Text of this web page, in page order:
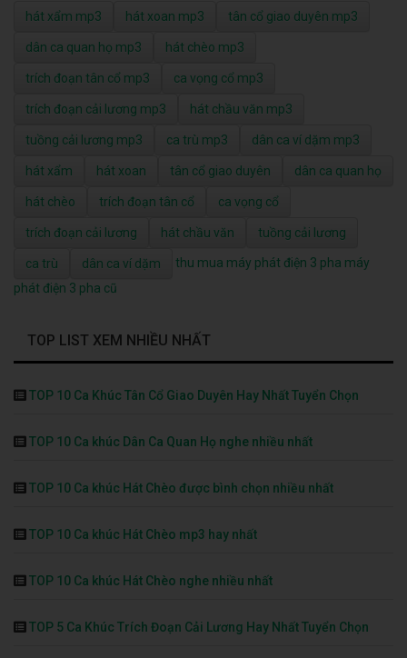
hát xẩm mp3 hát xoan mp3 tân cổ giao duyên mp3
dân ca quan họ mp3 hát chèo mp3
trích đoạn tân cổ mp3 ca vọng cổ mp3
trích đoạn cải lương mp3 hát chầu văn mp3
tuồng cải lương mp3 ca trù mp3 dân ca ví dặm mp3
hát xẩm hát xoan tân cổ giao duyên dân ca quan họ
hát chèo trích đoạn tân cổ ca vọng cổ
trích đoạn cải lương hát chầu văn tuồng cải lương
ca trù dân ca ví dặm thu mua máy phát điện 3 pha máy
phát điện 3 pha cũ
TOP LIST XEM NHIỀU NHẤT
TOP 10 Ca Khúc Tân Cổ Giao Duyên Hay Nhất Tuyển Chọn
TOP 10 Ca khúc Dân Ca Quan Họ nghe nhiều nhất
TOP 10 Ca khúc Hát Chèo được bình chọn nhiều nhất
TOP 10 Ca khúc Hát Chèo mp3 hay nhất
TOP 10 Ca khúc Hát Chèo nghe nhiều nhất
TOP 5 Ca Khúc Trích Đoạn Cải Lương Hay Nhất Tuyển Chọn